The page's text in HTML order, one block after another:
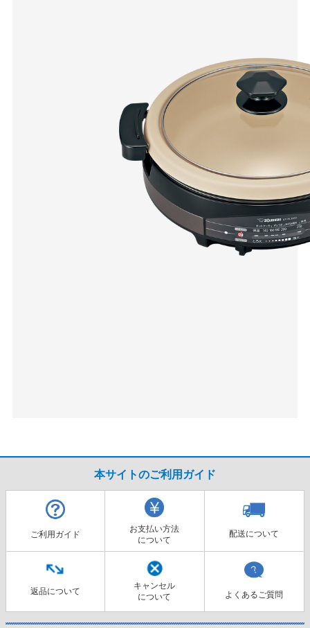
本サイトのご利用ガイド
ご利用ガイド
お支払い方法
について
配送について
返品について
キャンセル
について
よくあるご質問